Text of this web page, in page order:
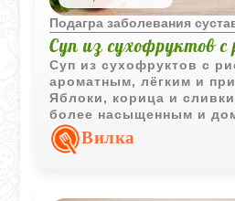
Подагра заболевания
Суп из сухофруктов с
Суп из сухофруктов с
ароматным, лёгким и
Яблоки, корица и
более насыщенным и
Вилка